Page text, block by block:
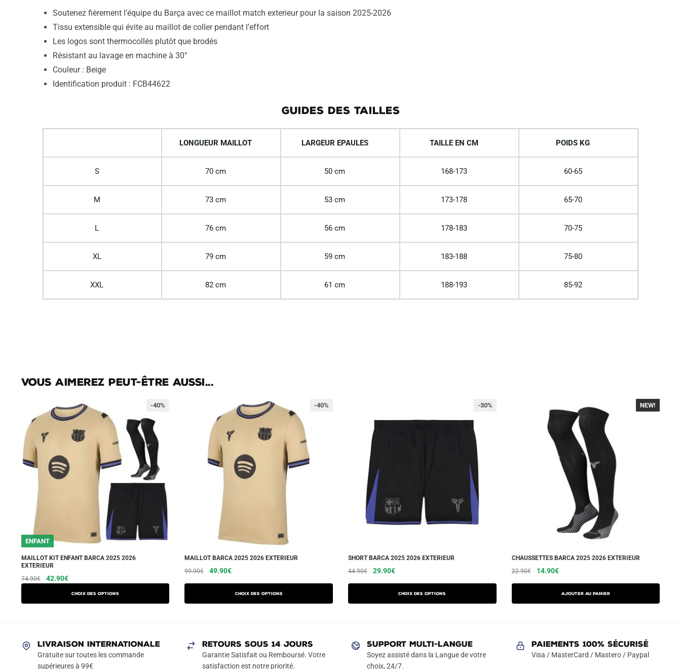
Soutenez fièrement l’équipe du Barça avec ce maillot match exterieur pour la saison 2025-2026
Tissu extensible qui évite au maillot de coller pendant l’effort
Les logos sont thermocollés plutôt que brodés
Résistant au lavage en machine à 30°
Couleur : Beige
Identification produit : FCB44622
GUIDES DES TAILLES
LONGUEUR MAILLOT LARGEUR EPAULES TAILLE EN CM POIDS KG
S 70 cm 50 cm 168-173 60-65
M 73 cm 53 cm 173-178 65-70
L 76 cm 56 cm 178-183 70-75
XL 79 cm 59 cm 183-188 75-80
XXL 82 cm 61 cm 188-193 85-92
Vous aimerez peut-être aussi...
ENFANT
-40%
MAILLOT KIT ENFANT BARCA 2025 2026
EXTERIEUR
74.90€
Le
42.90€Le
Choix des options
Ce
produit
a
Les
options
peuvent
-40%
MAILLOT BARCA 2025 2026 EXTERIEUR
99.90€
Le
était :
49.90€Le
actuel
est :
Choix des options
Ce
produit
a
options
peuvent
-30%
SHORT BARCA 2025 2026 EXTERIEUR
44.90€
Le
était :
29.90€Le
actuel
est :
Choix des options
Ce
produit
a
options
peuvent
-30%
NEW!
CHAUSSETTES BARCA 2025 2026 EXTERIEUR
22.90€
Le
était :
14.90€Le
actuel
est :
Ajouter au panier
LIVRAISON INTERNATIONALE
Gratuite sur toutes les commande
supérieures à 99€
RETOURS SOUS 14 JOURS
Garantie Satisfait ou Remboursé. Votre
satisfaction est notre priorité.
SUPPORT MULTI-LANGUE
Soyez assisté dans la Langue de votre
choix, 24/7.
Paiements 100% Sécurisé
Visa / MasterCard / Mastero / Paypal